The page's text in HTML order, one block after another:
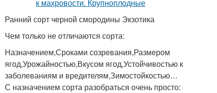
Ранний сорт черной смородины Экзотика
Чем только не отличаются сорта:
Назначением,Сроками созревания,Размером
ягод,Урожайностью,Вкусом ягод,Устойчивостью к
заболеваниям и вредителям,Зимостойкостью…
С назначением сорта разобраться очень просто: